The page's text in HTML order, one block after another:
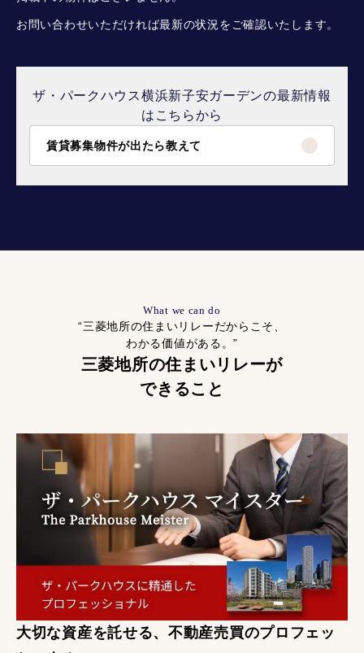
お問い合わせいただければ最新の状況をご確認いたします。
ザ・パークハウス横浜新子安ガーデンの最新情報
はこちらから
賃貸募集物件が出たら教えて
What we can do
“三菱地所の住まいリレーだからこそ、
わかる価値がある。”
三菱地所の住まいリレーが
できること
大切な資産を託せる、不動産売買のプロフェッ